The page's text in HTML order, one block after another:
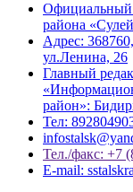
Официальный
района
Адрес:
ул.Ленина, 26
Главный
район»:
Тел:
Тел./факс: +7
E-mail: